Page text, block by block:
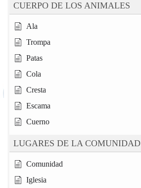
CUERPO DE LOS ANIMALES
Ala
Trompa
Patas
Cola
Cresta
Escama
Cuerno
LUGARES DE LA COMUNIDAD
Comunidad
Iglesia